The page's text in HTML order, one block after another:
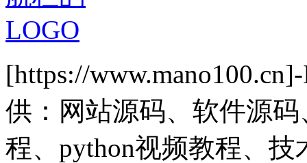
[https://
供：网站源码、软件源
程、python视频教程、